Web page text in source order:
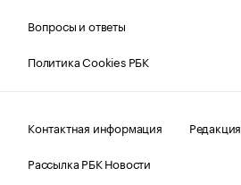
Вопросы и ответы
Политика Cookies РБК
Контактная информация
Редакция
Рассылка РБК Новости